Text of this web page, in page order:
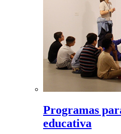
Programas
educativa